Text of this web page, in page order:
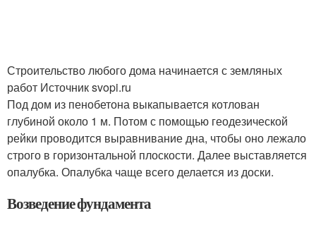
Строительство любого дома начинается с земляных
работ Источник svopi.ru
Под дом из пенобетона выкапывается котлован
глубиной около 1 м. Потом с помощью геодезической
рейки проводится выравнивание дна, чтобы оно лежало
строго в горизонтальной плоскости. Далее выставляется
опалубка. Опалубка чаще всего делается из доски.
Возведение фундамента